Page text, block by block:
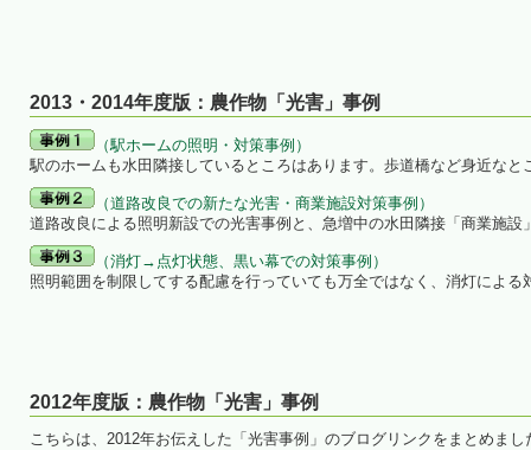
2013・2014年度版：農作物「光害」事例
（駅ホームの照明・対策事例）
駅のホームも水田隣接しているところはあります。歩道橋など身近な
（道路改良での新たな光害・商業施設対策事例）
道路改良による照明新設での光害事例と、急増中の水田隣接「商業施設
（消灯→点灯状態、黒い幕での対策事例）
照明範囲を制限してする配慮を行っていても万全ではなく、消灯によ
2012年度版：農作物「光害」事例
こちらは、2012年お伝えした「光害事例」のブログリンクをまとめまし